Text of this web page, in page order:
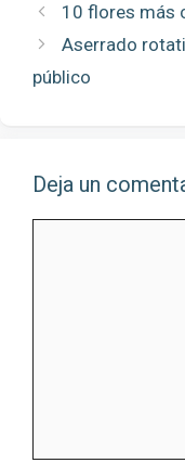
10 flores más
Aserrado
público
Deja un